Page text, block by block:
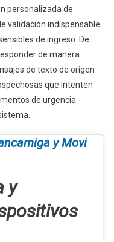
personalizada de
validación indispensable
de ingreso. De
de manera
de texto de origen
que intenten
de urgencia
y Movi
y